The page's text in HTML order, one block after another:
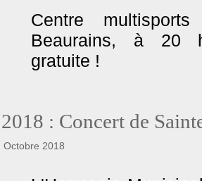
Centre
Beaurains, à 20
gratuite !
: Concert de
Octobre 2018